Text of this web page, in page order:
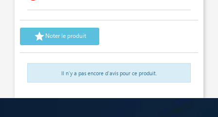
Noter le produit
Il n'y a pas encore d'avis pour ce produit.